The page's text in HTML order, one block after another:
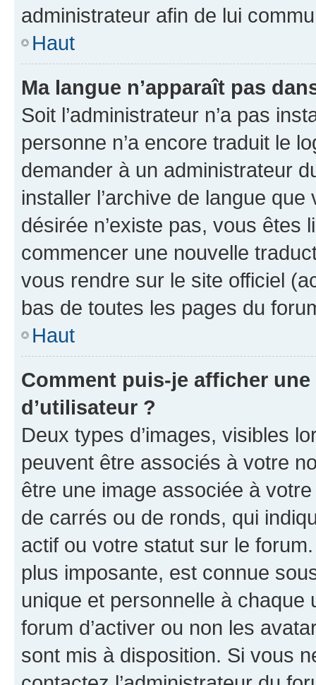
administrateur afin de lui
Haut
Ma langue n’apparaît pas
Soit l’administrateur n’a pas
personne n’a encore traduit le
demander à un administrateur
installer l’archive de langue
désirée n’existe pas, vous êtes
commencer une nouvelle
vous rendre sur le site officiel
bas de toutes les pages du
Haut
Comment puis-je afficher
d’utilisateur ?
Deux types d’images, visibles
peuvent être associés à votre
être une image associée à
de carrés ou de ronds, qui
actif ou votre statut sur le
plus imposante, est connue
unique et personnelle à chaque
forum d’activer ou non les
sont mis à disposition. Si vous